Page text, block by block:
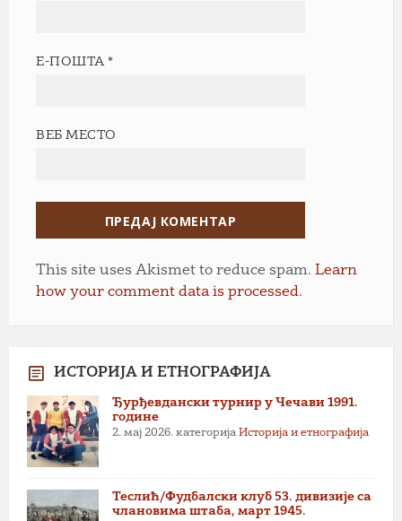
Е-ПОШТА*
ВЕБ МЕСТО
This site uses Akismet to reduce spam. Learn
how your comment data is processed.
ИСТОРИЈА И ЕТНОГРАФИЈА
Ђурђевдански турнир у Чечави 1991.
године
2. мај 2026. категорија Историја и етнографија
Теслић/Фудбалски клуб 53. дивизије са
члановима штаба, март 1945.